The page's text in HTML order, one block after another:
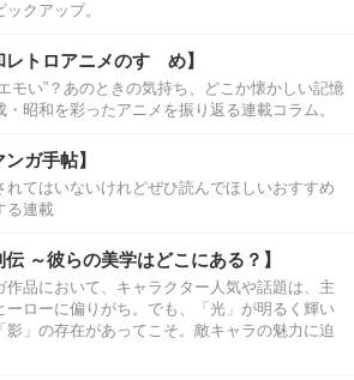
クアップ。
レトロアニメのすゝめ】
モい”？あのときの気持ち、どこか懐かしい記憶
昭和を彩ったアニメを振り返る連載コラム。
ンガ手帖】
れてはいないけれどぜひ読んでほしいおすすめ
る連載
伝 ～彼らの美学はどこにある？】
作品において、キャラクター人気や話題は、主
ーローに偏りがち。でも、「光」が明るく輝い
影」の存在があってこそ。敵キャラの魅力に迫